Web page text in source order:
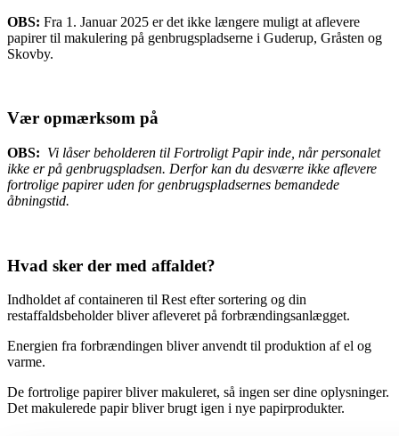
OBS: Fra 1. Januar 2025 er det ikke længere muligt at aflevere
papirer til makulering på genbrugspladserne i Guderup, Gråsten og
Skovby.
Vær opmærksom på
OBS: Vi låser beholderen til Fortroligt Papir inde, når personalet
ikke er på genbrugspladsen. Derfor kan du desværre ikke aflevere
fortrolige papirer uden for genbrugspladsernes bemandede
åbningstid.
Hvad sker der med affaldet?
Indholdet af containeren til Rest efter sortering og din
restaffaldsbeholder bliver afleveret på forbrændingsanlægget.
Energien fra forbrændingen bliver anvendt til produktion af el og
varme.
De fortrolige papirer bliver makuleret, så ingen ser dine oplysninger.
Det makulerede papir bliver brugt igen i nye papirprodukter.